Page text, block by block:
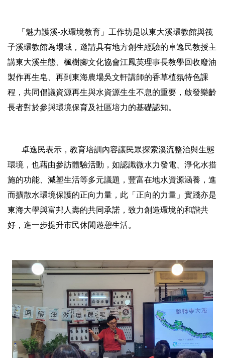
「魅力護溪-水環境教育」工作坊是以東大溪環教館與筏
子溪環教館為場域，邀請具有地方創生經驗的卓逸民教授主
講東大溪生態、楓樹腳文化協會江鳳英理事長教學回收廢油
製作再生皂、再到東海農場吳文軒講師的香草植氛特色課
程，共同倡議資源再生與水資源生生不息的重要，啟發樂齡
長者對於參與環境保育及社區培力的基礎認知。
卓逸民表示，教育培訓內容讓民眾探索溪流整治與生態
環境，也藉由參訪體驗活動，如認識微水力發電、淨化水措
施的功能、減塑生活等多元議題，豐富在地水資源涵養，進
而擴散水環境保護的正向力量，此「正向的力量」實踐亦是
東海大學與富邦人壽的共同承諾，致力創造環境的和諧共
好，進一步提升市民休閒遊憩生活。